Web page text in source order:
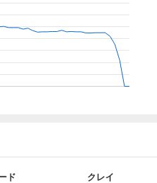
ド クレイ